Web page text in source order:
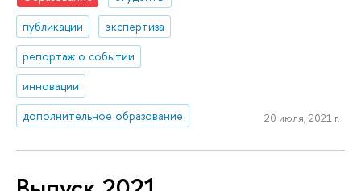
публикации
экспертиза
репортаж о событии
инновации
дополнительное образование
20 июля, 2021 г.